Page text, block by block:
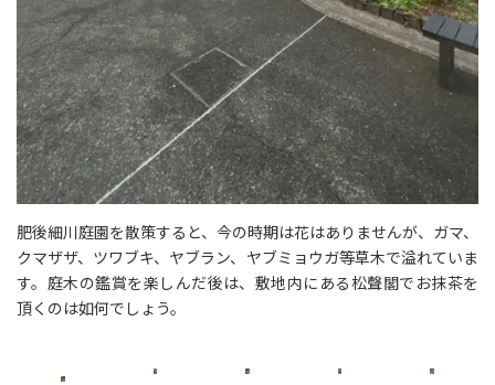
肥後細川庭園を散策すると、今の時期は花はありませんが、ガマ、
クマザザ、ツワブキ、ヤブラン、ヤブミョウガ等草木で溢れていま
す。庭木の鑑賞を楽しんだ後は、敷地内にある松聲閣でお抹茶を
頂くのは如何でしょう。